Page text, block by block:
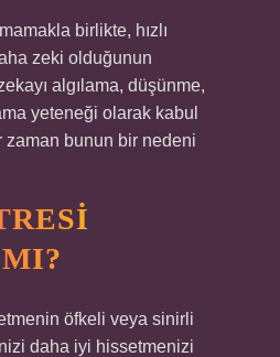
birlikte, hızlı
zeki olduğunun
algılama, düşünme,
yeteneği olarak kabul
zaman bunun bir nedeni
öfkeli veya sinirli
daha iyi hissetmenizi